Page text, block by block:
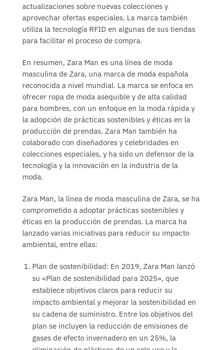
actualizaciones sobre nuevas colecciones y
aprovechar ofertas especiales. La marca también
utiliza la tecnología RFID en algunas de sus tiendas
para facilitar el proceso de compra.
En resumen, Zara Man es una línea de moda
masculina de Zara, una marca de moda española
reconocida a nivel mundial. La marca se enfoca en
ofrecer ropa de moda asequible y de alta calidad
para hombres, con un enfoque en la moda rápida y
la adopción de prácticas sostenibles y éticas en la
producción de prendas. Zara Man también ha
colaborado con diseñadores y celebridades en
colecciones especiales, y ha sido un defensor de la
tecnología y la innovación en la industria de la
moda.
Zara Man, la línea de moda masculina de Zara, se ha
comprometido a adoptar prácticas sostenibles y
éticas en la producción de prendas. La marca ha
lanzado varias iniciativas para reducir su impacto
ambiental, entre ellas:
Plan de sostenibilidad: En 2019, Zara Man lanzó
su «Plan de sostenibilidad para 2025», que
establece objetivos claros para reducir su
impacto ambiental y mejorar la sostenibilidad en
su cadena de suministro. Entre los objetivos del
plan se incluyen la reducción de emisiones de
gases de efecto invernadero en un 25%, la